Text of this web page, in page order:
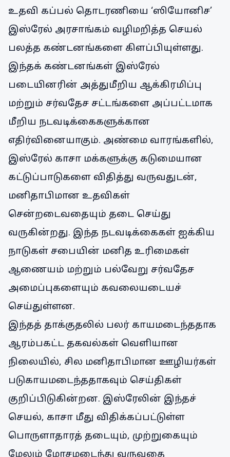
உதவி கப்பல் தொடரணியை ‘ஸியோனிச’
இஸ்ரேல் அரசாங்கம் வழிமறித்த செயல்
பலத்த கண்டனங்களை கிளப்பியுள்ளது.
இந்தக் கண்டனங்கள் இஸ்ரேல்
படையினரின் அத்துமீறிய ஆக்கிரமிப்பு
மற்றும் சர்வதேச சட்டங்களை அப்பட்டமாக
மீறிய நடவடிக்கைகளுக்கான
எதிர்வினையாகும். அண்மை வாரங்களில்,
இஸ்ரேல் காசா மக்களுக்கு கடுமையான
கட்டுப்பாடுகளை விதித்து வருவதுடன்,
மனிதாபிமான உதவிகள்
சென்றடைவதையும் தடை செய்து
வருகின்றது. இந்த நடவடிக்கைகள் ஐக்கிய
நாடுகள் சபையின் மனித உரிமைகள்
ஆணையம் மற்றும் பல்வேறு சர்வதேச
அமைப்புகளையும் கவலையடையச்
செய்துள்ளன.
இந்தத் தாக்குதலில் பலர் காயமடைந்ததாக
ஆரம்பகட்ட தகவல்கள் வெளியான
நிலையில், சில மனிதாபிமான ஊழியர்கள்
படுகாயமடைந்ததாகவும் செய்திகள்
குறிப்பிடுகின்றன. இஸ்ரேலின் இந்தச்
செயல், காசா மீது விதிக்கப்பட்டுள்ள
பொருளாதாரத் தடையும், முற்றுகையும்